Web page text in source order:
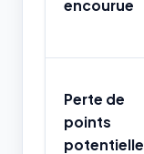
encourue
Perte de
points
potentielle